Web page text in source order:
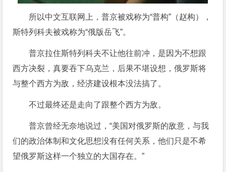
所以中文互联网上，普京被戏称为“普构”（赵构），
斯特列科夫被戏称为“俄版岳飞”。
普京拉住斯特列科夫不让他往前冲，是因为不想跟
西方决裂，真要吞下乌克兰，后果不堪设想，俄罗斯将
与整个西方为敌，经济建设根本没法搞了。
不过最终还是走向了跟整个西方为敌。
普京曾经无奈地说过，“美国对俄罗斯的敌意，与我
们的政治体制和文化思想没有任何关系，他们只是不希
望俄罗斯这样一个独立的大国存在。”